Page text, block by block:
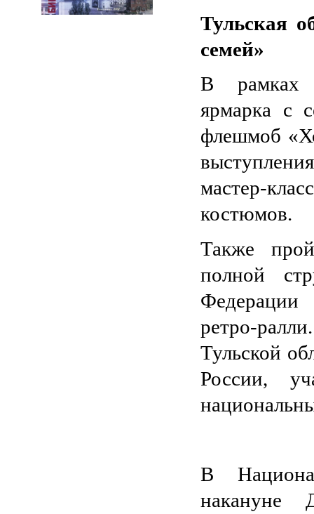
Тульская
семей»
В
ярмарка с
флешмоб
мастер-
костюмов.
Также
полной
Федерации
ретро-
Тульской
России,
В
накануне